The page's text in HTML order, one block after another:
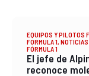
EQUIPOS Y PILOTOS
FORMULA 1, NOTICIAS
FÓRMULA 1
El jefe de
reconoce